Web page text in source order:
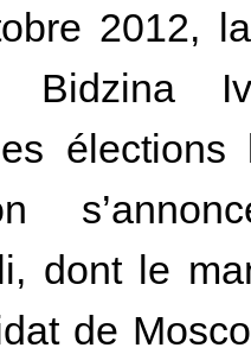
2012,
Bidzina
élections
dont le
de